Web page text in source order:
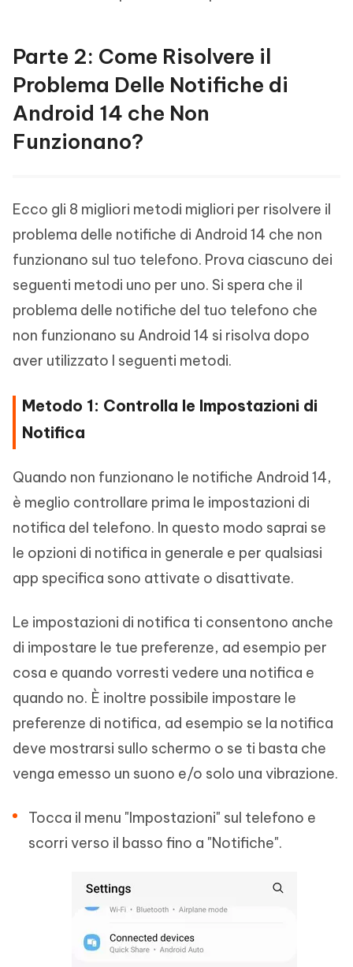
Parte 2: Come Risolvere il
Problema Delle Notifiche di
Android 14 che Non
Funzionano?
Ecco gli 8 migliori metodi migliori per risolvere il
problema delle notifiche di Android 14 che non
funzionano sul tuo telefono. Prova ciascuno dei
seguenti metodi uno per uno. Si spera che il
problema delle notifiche del tuo telefono che
non funzionano su Android 14 si risolva dopo
aver utilizzato I seguenti metodi.
Metodo 1: Controlla le Impostazioni di
Notifica
Quando non funzionano le notifiche Android 14,
è meglio controllare prima le impostazioni di
notifica del telefono. In questo modo saprai se
le opzioni di notifica in generale e per qualsiasi
app specifica sono attivate o disattivate.
Le impostazioni di notifica ti consentono anche
di impostare le tue preferenze, ad esempio per
cosa e quando vorresti vedere una notifica e
quando no. È inoltre possibile impostare le
preferenze di notifica, ad esempio se la notifica
deve mostrarsi sullo schermo o se ti basta che
venga emesso un suono e/o solo una vibrazione.
Tocca il menu "Impostazioni" sul telefono e
scorri verso il basso fino a "Notifiche".